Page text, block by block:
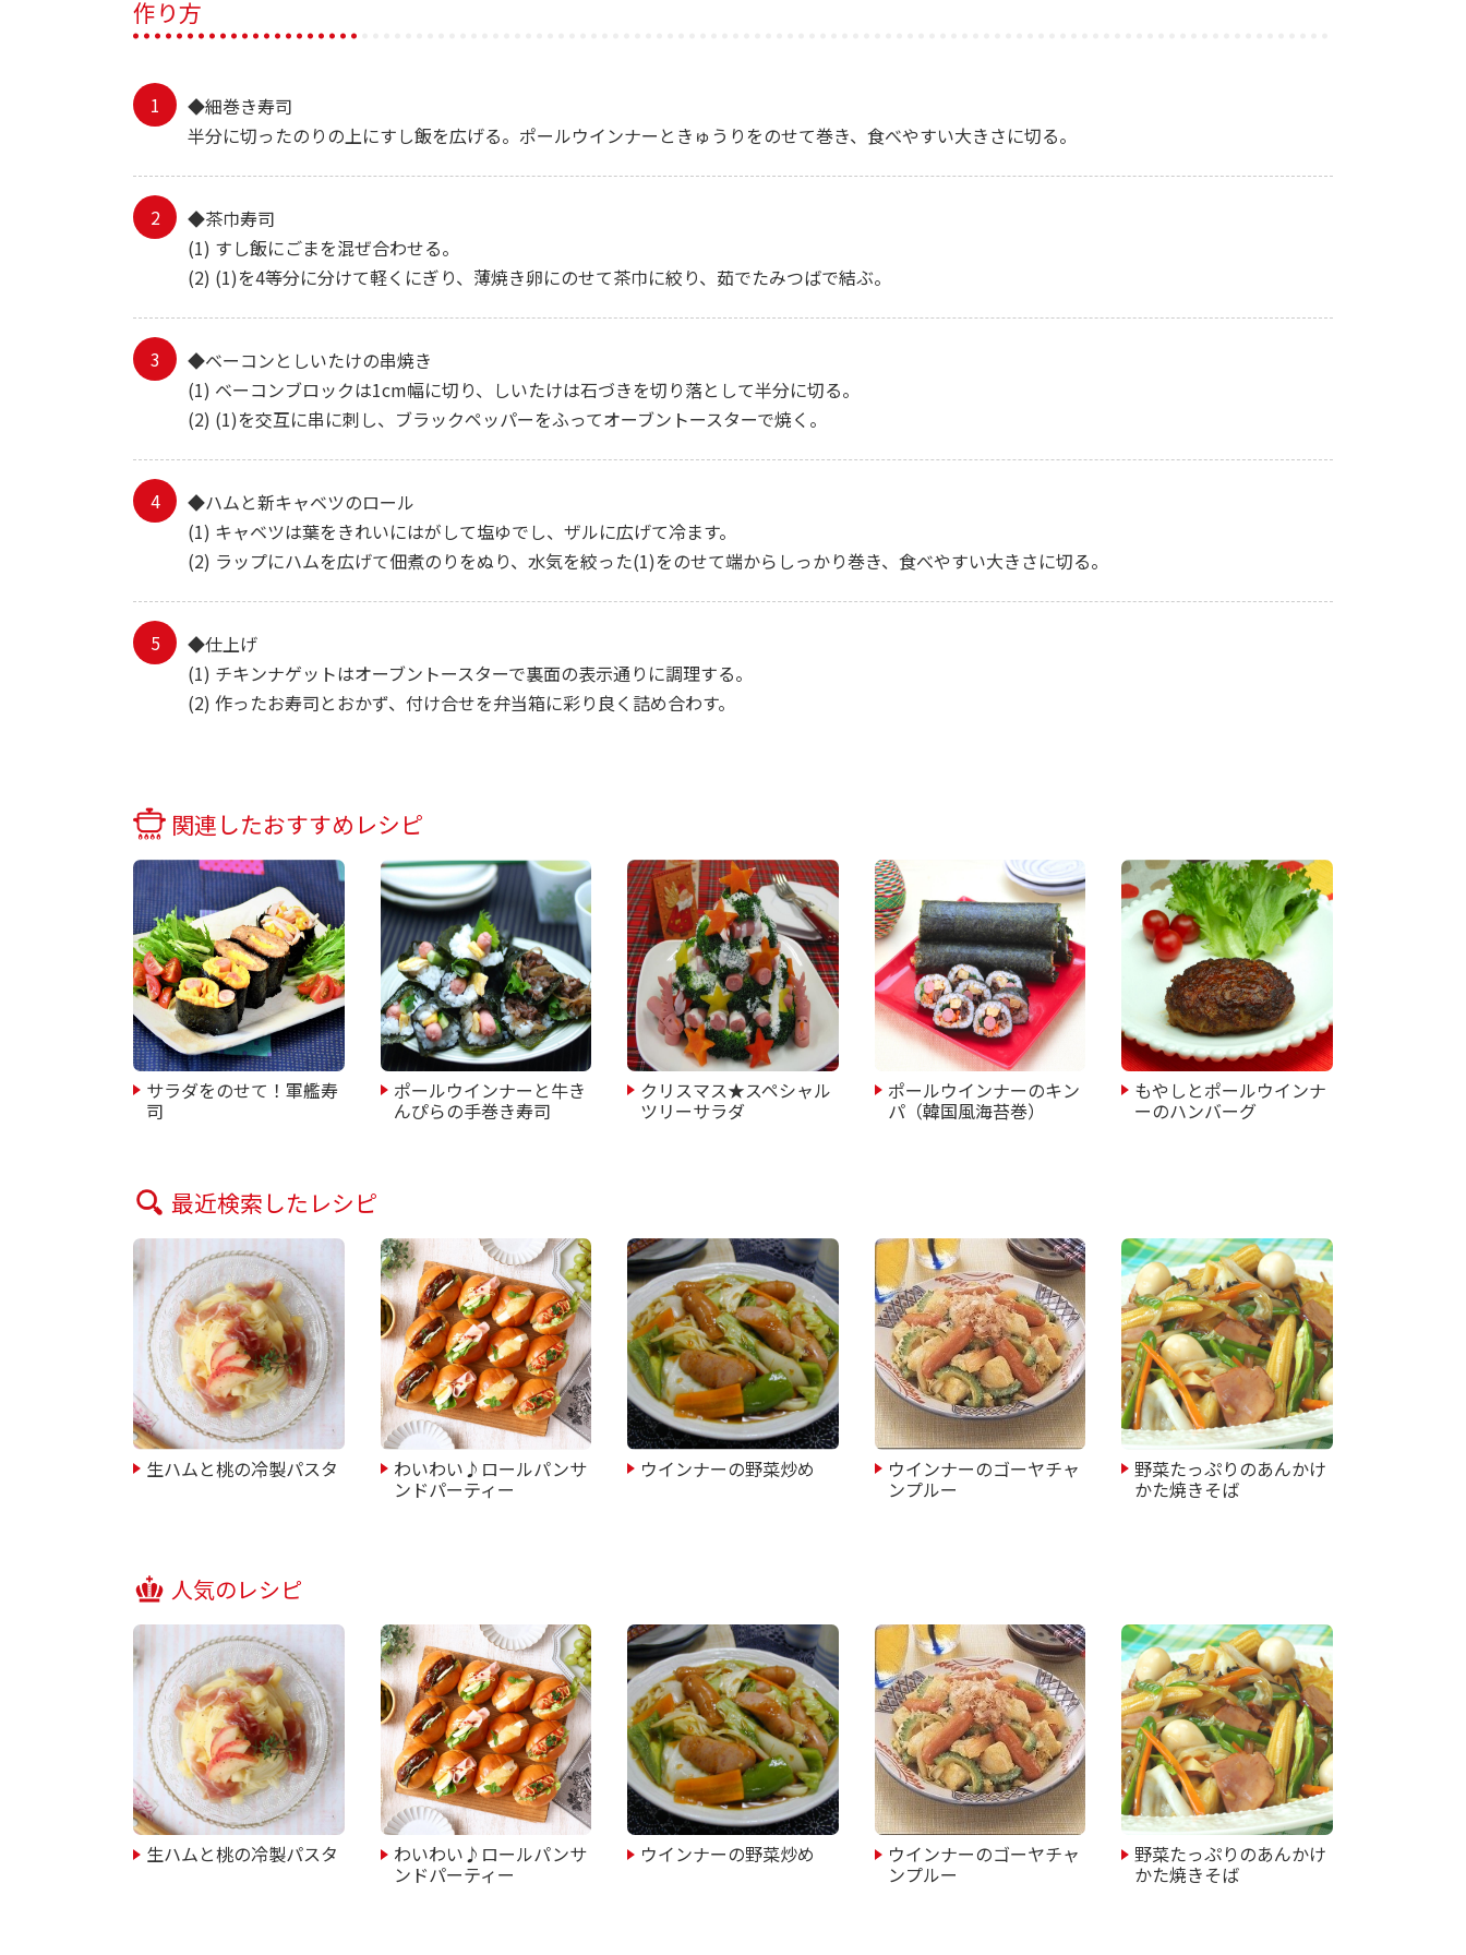
作り方
◆細巻き寿司
半分に切ったのりの上にすし飯を広げる。ポールウインナーときゅうりをのせて巻き、食べやすい大きさに切る。
◆茶巾寿司
(1) すし飯にごまを混ぜ合わせる。
(2) (1)を4等分に分けて軽くにぎり、薄焼き卵にのせて茶巾に絞り、茹でたみつばで結ぶ。
◆ベーコンとしいたけの串焼き
(1) ベーコンブロックは1cm幅に切り、しいたけは石づきを切り落として半分に切る。
(2) (1)を交互に串に刺し、ブラックペッパーをふってオーブントースターで焼く。
◆ハムと新キャベツのロール
(1) キャベツは葉をきれいにはがして塩ゆでし、ザルに広げて冷ます。
(2) ラップにハムを広げて佃煮のりをぬり、水気を絞った(1)をのせて端からしっかり巻き、食べやすい大きさに切る。
◆仕上げ
(1) チキンナゲットはオーブントースターで裏面の表示通りに調理する。
(2) 作ったお寿司とおかず、付け合せを弁当箱に彩り良く詰め合わす。
関連したおすすめレシピ
サラダをのせて！軍艦寿
司
ポールウインナーと牛き
んぴらの手巻き寿司
クリスマス★スペシャル
ツリーサラダ
ポールウインナーのキン
パ（韓国風海苔巻）
もやしとポールウインナ
ーのハンバーグ
最近検索したレシピ
生ハムと桃の冷製パスタ わいわい♪ロールパンサ
ンドパーティー
ウインナーの野菜炒め ウインナーのゴーヤチャ
ンプルー
野菜たっぷりのあんかけ
かた焼きそば
人気のレシピ
生ハムと桃の冷製パスタ わいわい♪ロールパンサ
ンドパーティー
ウインナーの野菜炒め ウインナーのゴーヤチャ
ンプルー
野菜たっぷりのあんかけ
かた焼きそば